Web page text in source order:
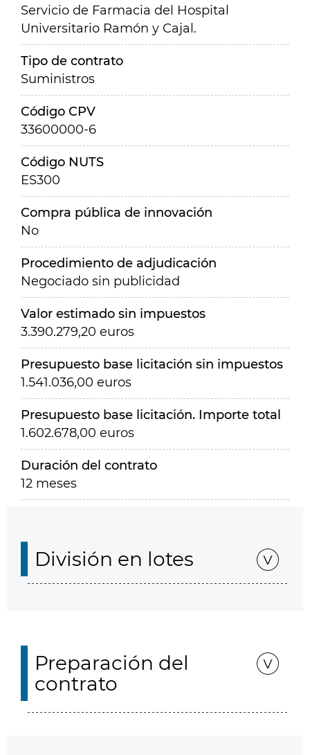
Servicio de Farmacia del Hospital
Universitario Ramón y Cajal.
Tipo de contrato
Suministros
Código CPV
33600000-6
Código NUTS
ES300
Compra pública de innovación
No
Procedimiento de adjudicación
Negociado sin publicidad
Valor estimado sin impuestos
3.390.279,20 euros
Presupuesto base licitación sin impuestos
1.541.036,00 euros
Presupuesto base licitación. Importe total
1.602.678,00 euros
Duración del contrato
12 meses
División en lotes
Preparación del
contrato